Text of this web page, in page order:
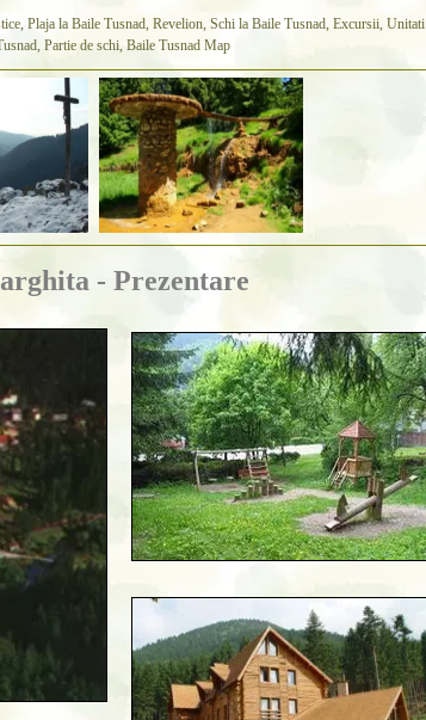
Plaja la Baile Tusnad, Revelion, Schi la Baile Tusnad, Excursii, Unitati
Partie de schi, Baile Tusnad Map
- Prezentare